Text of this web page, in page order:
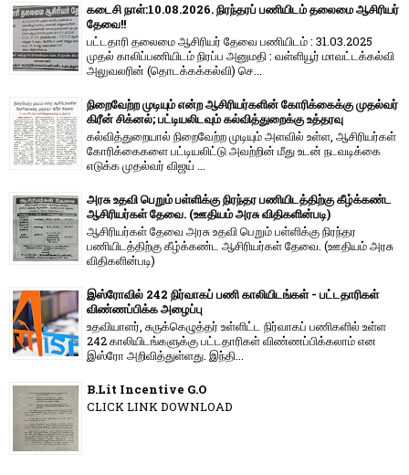
கடைசி நாள்:10.08.2026. நிரந்தரப் பணியிடம் தலைமை ஆசிரியர்
தேவை!!
பட்டதாரி தலைமை ஆசிரியர் தேவை பணியிடம் : 31.03.2025
முதல் காலிப்பணியிடம் நிரப்ப அனுமதி : வள்ளியூர் மாவட்டக்கல்வி
அலுவலரின் (தொடக்கக்கல்வி) செ...
நிறைவேற்ற முடியும் என்ற ஆசிரியர்களின் கோரிக்கைக்கு முதல்வர்
கிரீன் சிக்னல்; பட்டியலிடவும் கல்வித்துறைக்கு உத்தரவு
கல்வித்துறையால் நிறைவேற்ற முடியும் அளவில் உள்ள, ஆசிரியர்கள்
கோரிக்கைகளை பட்டியலிட்டு அவற்றின் மீது உடன் நடவடிக்கை
எடுக்க முதல்வர் விஜய் ...
அரசு உதவி பெறும் பள்ளிக்கு நிரந்தர பணியிடத்திற்கு கீழ்க்கண்ட
ஆசிரியர்கள் தேவை. (ஊதியம் அரசு விதிகளின்படி)
ஆசிரியர்கள் தேவை அரசு உதவி பெறும் பள்ளிக்கு நிரந்தர
பணியிடத்திற்கு கீழ்க்கண்ட ஆசிரியர்கள் தேவை. (ஊதியம் அரசு
விதிகளின்படி)
இஸ்ரோவில் 242 நிர்வாகப் பணி காலியிடங்கள் - பட்டதாரிகள்
விண்ணப்பிக்க அழைப்பு
உதவியாளர், சுருக்கெழுத்தர் உள்ளிட்ட நிர்வாகப் பணிகளில் உள்ள
242 காலியிடங்களுக்கு பட்டதாரிகள் விண்ணப்பிக்கலாம் என
இஸ்ரோ அறிவித்துள்ளது. இந்தி...
B.Lit Incentive G.O
CLICK LINK DOWNLOAD